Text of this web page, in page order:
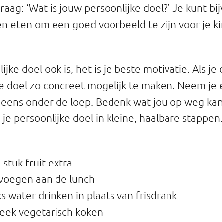
‘Wat is jouw persoonlijke doel?’ Je kunt
eten om een goed voorbeeld te zijn voor je
doel ook is, het is je beste motivatie. Als je
doel zo concreet mogelijk te maken. Neem je
onder de loep. Bedenk wat jou op weg
je persoonlijke doel in kleine, haalbare
stuk fruit extra
aan de lunch
water drinken in plaats van frisdrank
vegetarisch koken